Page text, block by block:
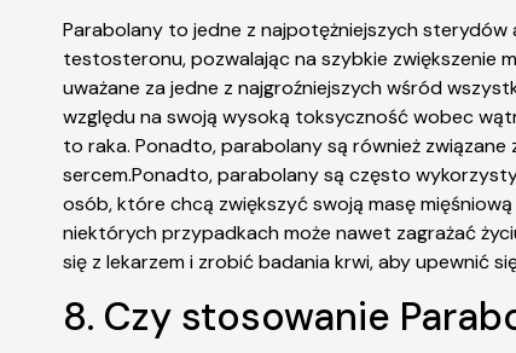
Parabolany to jedne z najpotężniejszych
testosteronu, pozwalając na szybkie zwiększenie
uważane za jedne z najgroźniejszych wśród
względu na swoją wysoką toksyczność wobec
to raka. Ponadto, parabolany są również
sercem.Ponadto, parabolany są często
osób, które chcą zwiększyć swoją masę
niektórych przypadkach może nawet zagrażać
się z lekarzem i zrobić badania krwi, aby upewnić
8. Czy stosowanie